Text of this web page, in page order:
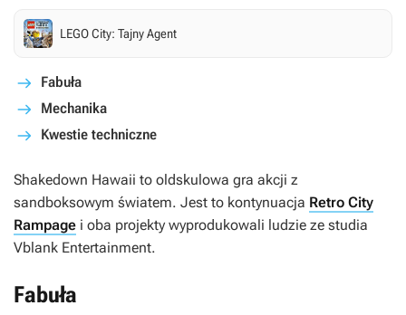
LEGO City: Tajny Agent
Fabuła
Mechanika
Kwestie techniczne
Shakedown Hawaii to oldskulowa gra akcji z
sandboksowym światem. Jest to kontynuacja Retro City
Rampage i oba projekty wyprodukowali ludzie ze studia
Vblank Entertainment.
Fabuła